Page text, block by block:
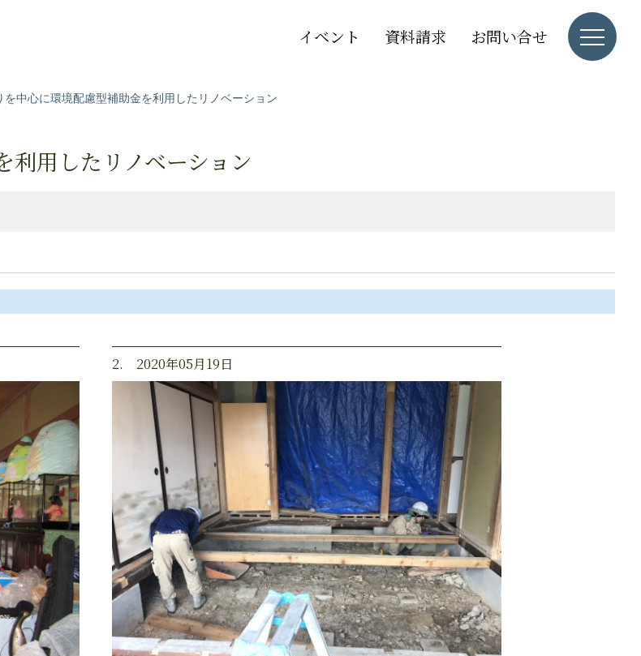
イベント 資料請求 お問い合せ
を中心に環境配慮型補助金を利用したリノベーション
利用したリノベーション
2. 2020年05月19日